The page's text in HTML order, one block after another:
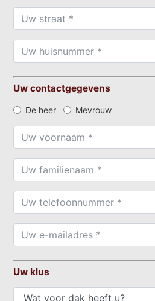
Uw contactgegevens
De heer Mevrouw
Uw klus